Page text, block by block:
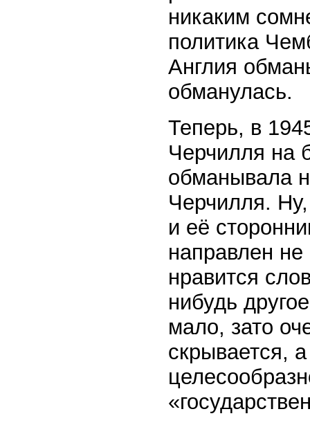
никаким
политика
Англия
обманулась.
Теперь, в
Черчилля на
обманывала
Черчилля.
и её
направлен
нравится
нибудь
мало, зато
скрывается,